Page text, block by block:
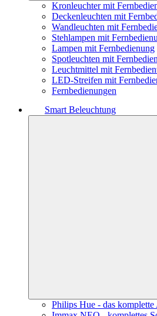
Kronleuchter mit
Deckenleuchten mit
Wandleuchten mit
Stehlampen mit
Lampen mit Fernbedienung
Spotleuchten mit
Leuchtmittel mit
LED-Streifen mit
Fernbedienungen
Smart Beleuchtung
Philips Hue - das komplette